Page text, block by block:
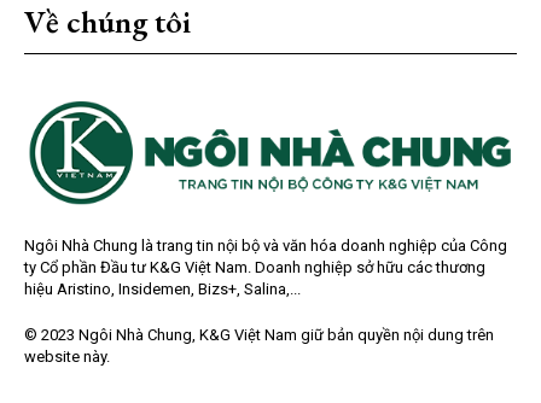
Về chúng tôi
Ngôi Nhà Chung là trang tin nội bộ và văn hóa doanh nghiệp của Công
ty Cổ phần Đầu tư K&G Việt Nam. Doanh nghiệp sở hữu các thương
hiệu Aristino, Insidemen, Bizs+, Salina,...
© 2023 Ngôi Nhà Chung, K&G Việt Nam giữ bản quyền nội dung trên
website này.